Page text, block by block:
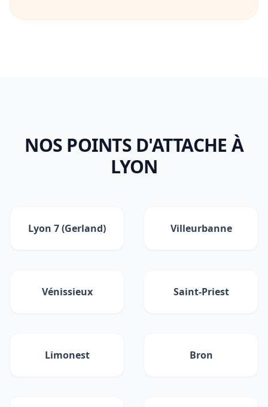
NOS POINTS D'ATTACHE À
LYON
Lyon 7 (Gerland) Villeurbanne
Vénissieux Saint-Priest
Limonest Bron